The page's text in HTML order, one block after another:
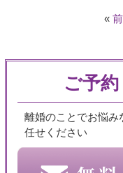
«
ご予
離婚のことでお悩み
任せください